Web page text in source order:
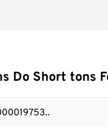
Do Short tons